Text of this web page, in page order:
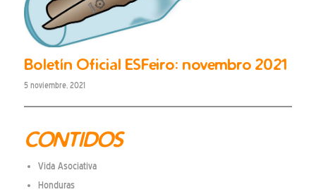
Boletín Oficial ESFeiro: novembro 2021
5 noviembre, 2021
CONTIDOS
Vida Asociativa
Honduras